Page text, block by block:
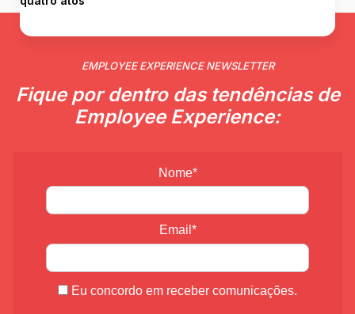
EMPLOYEE EXPERIENCE NEWSLETTER
Fique por dentro das tendências de
Employee Experience:
Nome*
Email*
Eu concordo em receber comunicações.